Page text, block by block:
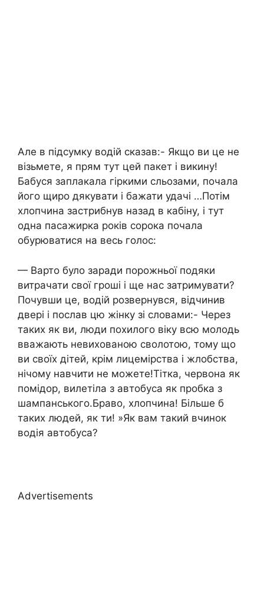
Але в підсумку водій сказав:- Якщо ви це не
візьмете, я прям тут цей пакет і викину!
Бабуся заплакала гіркими сльозами, почала
його щиро дякувати і бажати удачі …Потім
хлопчина застрибнув назад в кабіну, і тут
одна пасажирка років сорока почала
обурюватися на весь голос:
— Варто було заради порожньої подяки
витрачати свої гроші і ще нас затримувати?
Почувши це, водій розвернувся, відчинив
двері і послав цю жінку зі словами:- Через
таких як ви, люди похилого віку всю молодь
вважають невихованою сволотою, тому що
ви своїх дітей, крім лицемірства і жлобства,
нічому навчити не можете!Тітка, червона як
помідор, вилетіла з автобуса як пробка з
шампанського.Браво, хлопчина! Більше б
таких людей, як ти! »Як вам такий вчинок
водія автобуса?
Advertisements